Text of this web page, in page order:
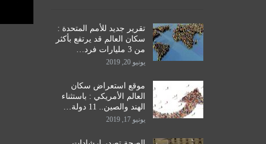
تقرير جديد للأمم المتحدة :
سكان العالم قد يرتفع بأكثر
من 3 مليارات فرد…
يونيو 20, 2019
موقع استعراض سكان
العالم الأمريكي : باستثناء
الهند والصين.. 11 دولة…
يونيو 17, 2019